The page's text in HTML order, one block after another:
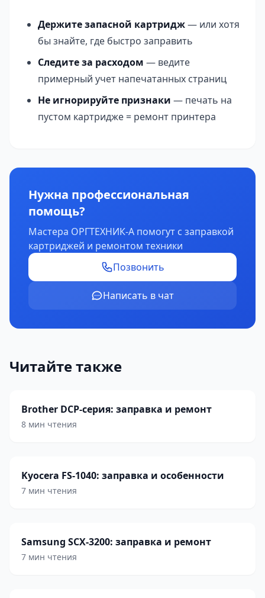
Держите запасной картридж— или хотя
бы знайте, где быстро заправить
Следите за расходом — ведите
примерный учет напечатанных страниц
Не игнорируйте признаки — печать на
пустом картридже = ремонт принтера
Нужна профессиональная
помощь?
Мастера ОРГТЕХНИК-А помогут с заправкой
картриджей и ремонтом техники
Позвонить
Написать в чат
Читайте также
Brother DCP-серия: заправка и ремонт
8 мин чтения
Kyocera FS-1040: заправка и особенности
7 мин чтения
Samsung SCX-3200: заправка и ремонт
7 мин чтения